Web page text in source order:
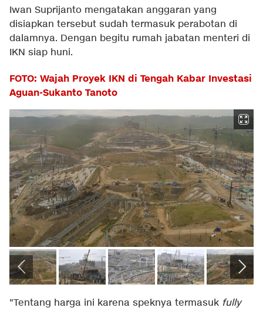
Iwan Suprijanto mengatakan anggaran yang
disiapkan tersebut sudah termasuk perabotan di
dalamnya. Dengan begitu rumah jabatan menteri di
IKN siap huni.
FOTO: Wajah Proyek IKN di Tengah Kabar Investasi
Aguan-Sukanto Tanoto
"Tentang harga ini karena speknya termasuk fully